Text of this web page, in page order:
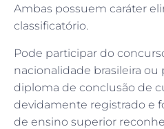
Ambas possuem caráter
classificatório.
Pode participar do
nacionalidade brasileira
diploma de conclusão de
devidamente registrado e
de ensino superior